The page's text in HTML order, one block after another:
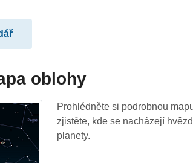
oblohy
Prohlédněte si podrobnou
zjistěte, kde se nacházejí
planety.